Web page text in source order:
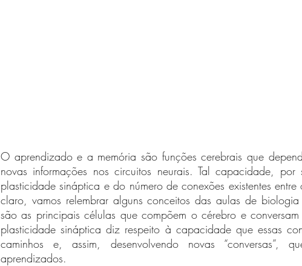
O aprendizado e a memória são funções cerebrais que
novas informações nos circuitos neurais. Tal capacidade,
plasticidade sináptica e do número de conexões existentes
claro, vamos relembrar alguns conceitos das aulas de
são as principais células que compõem o cérebro e
plasticidade sináptica diz respeito à capacidade que essas
caminhos e, assim, desenvolvendo novas “conversas”,
aprendizados.